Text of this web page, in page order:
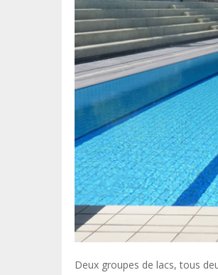
Deux groupes de lacs, tous